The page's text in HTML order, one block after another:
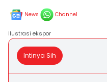
News Channel
Ilustrasi ekspor
Intinya Sih